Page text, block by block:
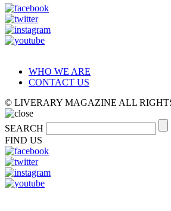
WHO WE ARE
CONTACT US
© LIVERARY MAGAZINE ALL
SEARCH
FIND US